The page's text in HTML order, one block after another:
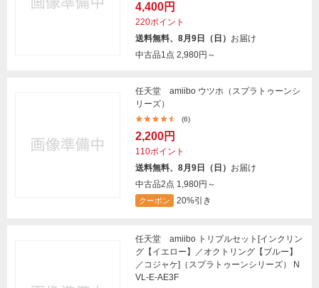
4,400円
220ポイント
送料無料、8月9日（日） お届け
中古品1点 2,980円～
任天堂 amiibo ウツホ（スプラトゥーンシ
リーズ）
(6)
2,200円
110ポイント
送料無料、8月9日（日） お届け
中古品2点 1,980円～
クーポン 20%引き
任天堂 amiibo トリプルセット[インクリン
グ【イエロー】／オクトリング【ブルー】
／コジャケ]（スプラトゥーンシリーズ） N
VL-E-AE3F